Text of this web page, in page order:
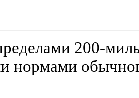
200-
нормами